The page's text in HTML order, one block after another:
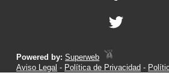
Powered by:Superweb
Aviso Legal - Política de Privacidad -